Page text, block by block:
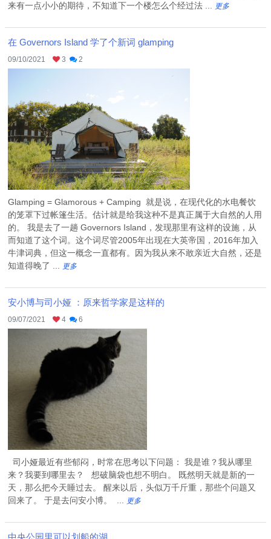
来有一点小小的期待，不知道下一个楼怎么个经过法 ...
更多
在 Governors Island 学了个新词 glamping
09/10/2021 3 2
Glamping = Glamorous + Camping 就是说，在现代化的水电餐饮
的笼罩下过帐篷生活。估计就是给我这种不是真正属于大自然的人用
的。 我是去了一趟 Governors Island，发现那里有这样的设施，从
而知道了这个词。这个词尽管2005年出现在大英帝国，2016年加入
牛津词典，但这一概念一直都有。因为我从来不敢亲近大自然，还是
知道得晚了 ...
更多
安小博与司小娅 ：原来哲学家是这样的
09/07/2021 4 6
司小娅最近有些郁闷，时常在思考以下问题： 我是谁？我从哪里
来？我要到哪里去？ 想破脑袋也想不明白。 既然明天就是新的一
天，那么把今天睡过去。 醒来以后，头似万千斤重，那些个问题又
回来了。 于是去问安小博。 ...
更多
中央公园里可以划船的湖